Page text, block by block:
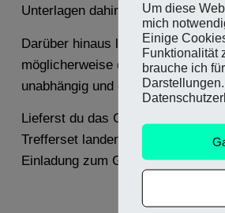
Unterlagen dahingehend
Darüber hinaus lohnt sich der
möglicherweise doppelt, da ein
unabhängig und objektiv agiert.
Lieferst du das Gesuchte, wirst du
Trefferset landen und die
Einladung zum Gespräch zu
Um diese
mich
Einige
Funktionalität
brauche ich